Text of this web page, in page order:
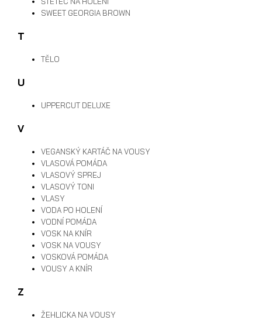
SWEET GEORGIA BROWN
T
TĚLO
U
UPPERCUT DELUXE
V
VEGANSKÝ KARTÁČ NA VOUSY
VLASOVÁ POMÁDA
VLASOVÝ SPREJ
VLASOVÝ TONI
VLASY
VODA PO HOLENÍ
VODNÍ POMÁDA
VOSK NA KNÍR
VOSK NA VOUSY
VOSKOVÁ POMÁDA
VOUSY A KNÍR
Z
ŽEHLICKA NA VOUSY